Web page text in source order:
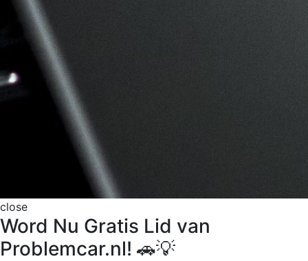
close
Word Nu Gratis Lid van
Problemcar.nl! 🚗💡